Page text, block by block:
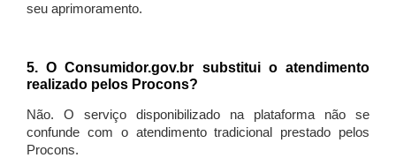
seu aprimoramento.
5. O Consumidor.gov.br substitui o atendimento
realizado pelos Procons?
Não. O serviço disponibilizado na plataforma não se
confunde com o atendimento tradicional prestado pelos
Procons.